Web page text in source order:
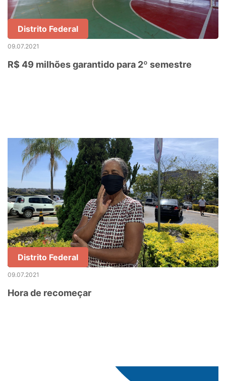
Distrito Federal
09.07.2021
R$ 49 milhões garantido para 2º semestre
Distrito Federal
09.07.2021
Hora de recomeçar